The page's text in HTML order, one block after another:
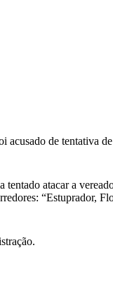
de tentativa
atacar a
“Estuprador,